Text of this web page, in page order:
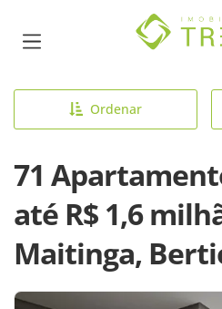
Página
Ordenar
71
até R$ 1,6
Maitinga,